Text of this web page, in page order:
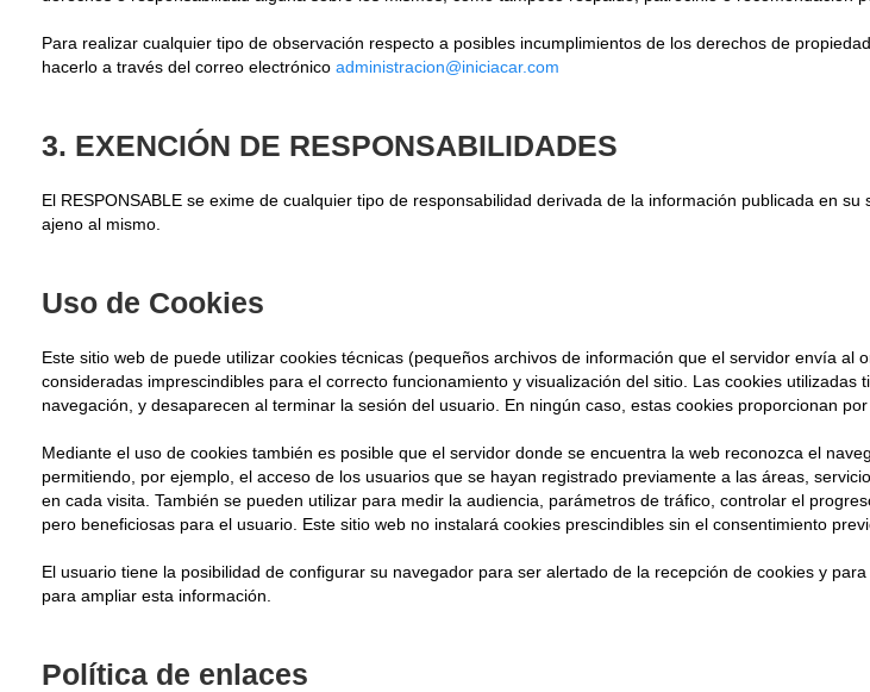
Para realizar cualquier tipo de observación respecto a posibles incumplimientos de los derechos de
hacerlo a través del correo electrónicoadministracion@iniciacar.com
3. EXENCIÓN DE RESPONSABILIDADES
El RESPONSABLE se exime de cualquier tipo de responsabilidad derivada de la información publicada en
ajeno al mismo.
Uso de Cookies
Este sitio web de puede utilizar cookies técnicas (pequeños archivos de información que el servidor envía
consideradas imprescindibles para el correcto funcionamiento y visualización del sitio. Las cookies
navegación, y desaparecen al terminar la sesión del usuario. En ningún caso, estas cookies proporcionan
Mediante el uso de cookies también es posible que el servidor donde se encuentra la web reconozca el
permitiendo, por ejemplo, el acceso de los usuarios que se hayan registrado previamente a las áreas,
en cada visita. También se pueden utilizar para medir la audiencia, parámetros de tráfico, controlar el
pero beneficiosas para el usuario. Este sitio web no instalará cookies prescindibles sin el consentimiento
El usuario tiene la posibilidad de configurar su navegador para ser alertado de la recepción de cookies y
para ampliar esta información.
Política de enlaces